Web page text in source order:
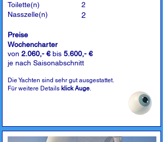
Toilette(n)
Nasszelle(n)
2
2
Preise
Wochencharter
von 2.060,- €bis 5.600,- €
je nach Saisonabschnitt
Die Yachten sind sehr gut ausgestattet.
Für weitere Details klick Auge.